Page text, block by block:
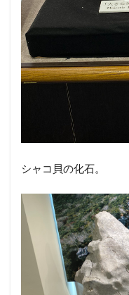
シャコ貝の化石。